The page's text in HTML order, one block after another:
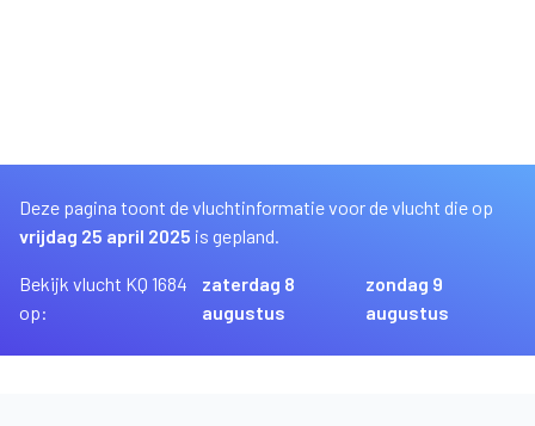
Deze pagina toont de vluchtinformatie voor de vlucht die op
vrijdag 25 april 2025 is gepland.
Bekijk vlucht KQ 1684
op:
zaterdag 8
augustus
zondag 9
augustus